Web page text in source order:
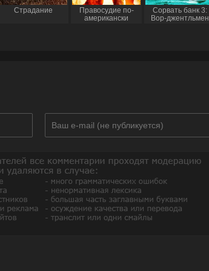
Страдание
Правосудие по-
американски
Сорвать банк 3:
Вор-джентльмен